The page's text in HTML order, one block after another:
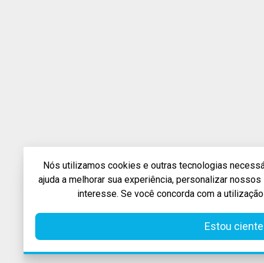
Nós utilizamos cookies e outras tecnologias
ajuda a melhorar sua experiência, personalizar
interesse. Se você concorda com a
Estou ciente